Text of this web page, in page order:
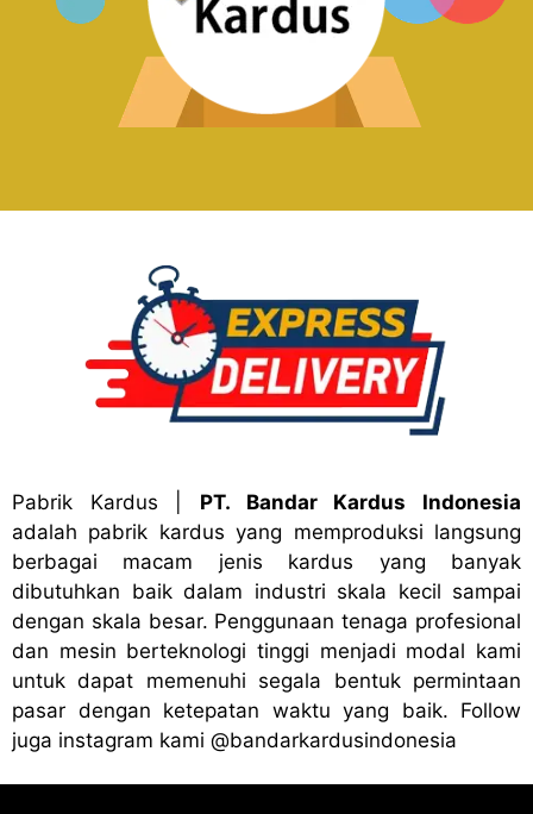
Pabrik Kardus
PT. Bandar Kardus Indonesia
adalah pabrik kardus yang memproduksi langsung
berbagai macam jenis kardus yang banyak
dibutuhkan baik dalam industri skala kecil sampai
dengan skala besar. Penggunaan tenaga profesional
dan mesin berteknologi tinggi menjadi modal kami
untuk dapat memenuhi segala bentuk permintaan
pasar dengan ketepatan waktu yang baik. Follow
juga instagram kami @bandarkardusindonesia